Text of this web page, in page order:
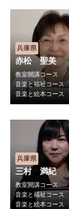
兵庫県
赤松 聖美
教室開講コース
音楽と福祉コース
音楽と絵本コース
兵庫県
三村 満紀
教室開講コース
音楽と福祉コース
音楽と絵本コース